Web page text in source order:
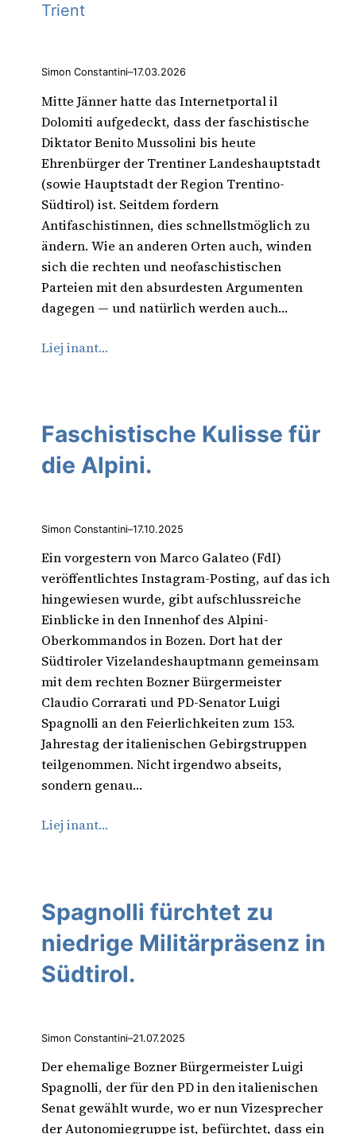
Trient
Simon Constantini–17.03.2026
Mitte Jänner hatte das Internetportal il
Dolomiti aufgedeckt, dass der faschistische
Diktator Benito Mussolini bis heute
Ehrenbürger der Trentiner Landeshauptstadt
(sowie Hauptstadt der Region Trentino-
Südtirol) ist. Seitdem fordern
Antifaschistinnen, dies schnellstmöglich zu
ändern. Wie an anderen Orten auch, winden
sich die rechten und neofaschistischen
Parteien mit den absurdesten Argumenten
dagegen — und natürlich werden auch…
Liej inant…
Faschistische Kulisse für
die Alpini.
Simon Constantini–17.10.2025
Ein vorgestern von Marco Galateo (FdI)
veröffentlichtes Instagram-Posting, auf das ich
hingewiesen wurde, gibt aufschlussreiche
Einblicke in den Innenhof des Alpini-
Oberkommandos in Bozen. Dort hat der
Südtiroler Vizelandeshauptmann gemeinsam
mit dem rechten Bozner Bürgermeister
Claudio Corrarati und PD-Senator Luigi
Spagnolli an den Feierlichkeiten zum 153.
Jahrestag der italienischen Gebirgstruppen
teilgenommen. Nicht irgendwo abseits,
sondern genau…
Liej inant…
Spagnolli fürchtet zu
niedrige Militärpräsenz in
Südtirol.
Simon Constantini–21.07.2025
Der ehemalige Bozner Bürgermeister Luigi
Spagnolli, der für den PD in den italienischen
Senat gewählt wurde, wo er nun Vizesprecher
der Autonomiegruppe ist, befürchtet, dass ein